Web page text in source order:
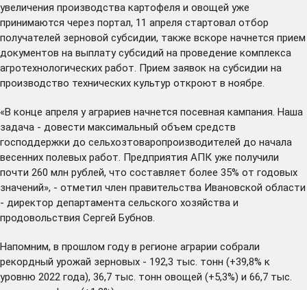
увеличения производства картофеля и овощей уже
принимаются через портал, 11 апреля стартовал отбор
получателей зерновой субсидии, также вскоре начнется прием
документов на выплату субсидий на проведение комплекса
агротехнологических работ. Прием заявок на субсидии на
производство технических культур откроют в ноябре.
«В конце апреля у аграриев начнется посевная кампания. Наша
задача - довести максимальный объем средств
господдержки до сельхозтоваропроизводителей до начала
весенних полевых работ. Предприятия АПК уже получили
почти 260 млн рублей, что составляет более 35% от годовых
значений», - отметил член правительства Ивановской области
- директор департамента сельского хозяйства и
продовольствия Сергей Бубнов.
Напомним, в прошлом году в регионе аграрии собрали
рекордный урожай зерновых - 192,3 тыс. тонн (+39,8% к
уровню 2022 года), 36,7 тыс. тонн овощей (+5,3%) и 66,7 тыс.